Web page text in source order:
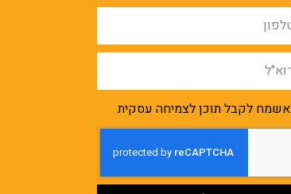
אשמח לקבל תוכן לצמיחה עסקית